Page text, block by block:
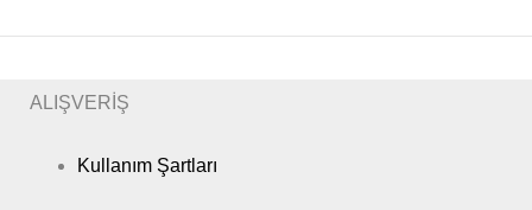
ALIŞVERİŞ
Kullanım Şartları